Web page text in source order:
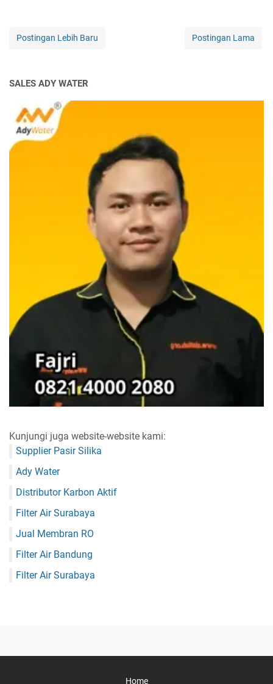
Postingan Lebih Baru Postingan Lama
SALES ADY WATER
Kunjungi juga website-website kami:
Supplier Pasir Silika
Ady Water
Distributor Karbon Aktif
Filter Air Surabaya
Jual Membran RO
Filter Air Bandung
Filter Air Surabaya
Home